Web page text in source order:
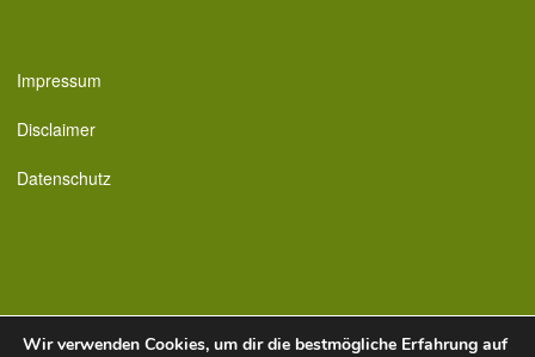
Impressum
Disclaimer
Datenschutz
Kontakt
Wir verwenden Cookies, um dir die bestmögliche Erfahrung auf